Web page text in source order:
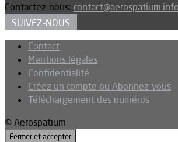
Contactez-nous: contact@aerospatium.info
SUIVEZ-NOUS
Contact
Mentions légales
Confidentialité
Créez un compte ou Abonnez-vous
Téléchargement des numéros
© Aerospatium